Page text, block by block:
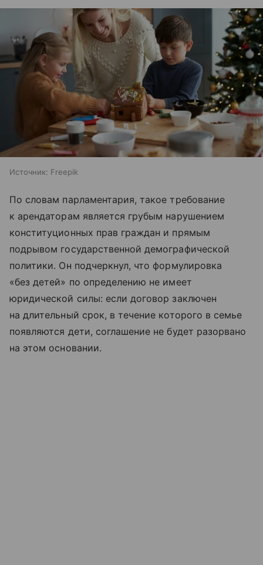
Источник: Freepik
По словам парламентария, такое требование
к арендаторам является грубым нарушением
конституционных прав граждан и прямым
подрывом государственной демографической
политики. Он подчеркнул, что формулировка
«без детей» по определению не имеет
юридической силы: если договор заключен
на длительный срок, в течение которого в семье
появляются дети, соглашение не будет разорвано
на этом основании.